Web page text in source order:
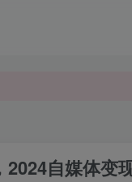
自媒体变